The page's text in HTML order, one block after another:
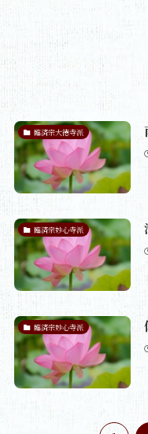
臨済宗大徳寺派
臨済宗妙心寺派
臨済宗妙心寺派